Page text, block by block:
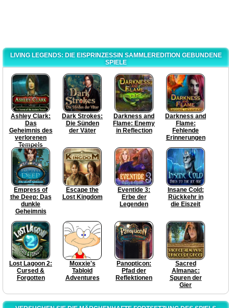
LIVING LEGENDS: DIE EISPRINZESSIN SAMMLEREDITION GEBUNDENE
SPIELE
Ashley Clark:
Das
Geheimnis des
verlorenen
Tempels
Dark Strokes:
Die Sünden
der Väter
Darkness and
Flame: Enemy
in Reflection
Darkness and
Flame:
Fehlende
Erinnerungen
Empress of
the Deep: Das
dunkle
Geheimnis
Escape the
Lost Kingdom
Eventide 3:
Erbe der
Legenden
Insane Cold:
Rückkehr in
die Eiszeit
Lost Lagoon 2:
Cursed &
Forgotten
Moxxie's
Tabloid
Adventures
Panopticon:
Pfad der
Reflektionen
Sacred
Almanac:
Spuren der
Gier